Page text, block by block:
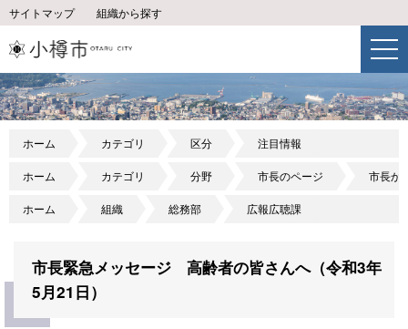
サイトマップ 組織から探す
ホーム カテゴリ 区分 注目情報
ホーム カテゴリ 分野 市長のページ 市長か
ホーム 組織 総務部 広報広聴課
市長緊急メッセージ 高齢者の皆さんへ（令和3年
5月21日）